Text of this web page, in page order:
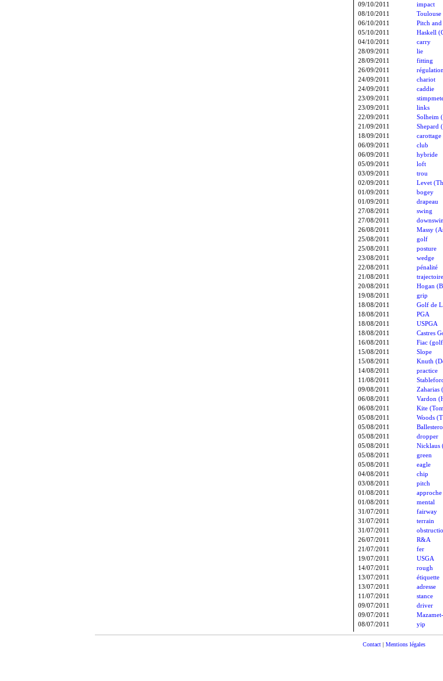
09/10/2011
impact
08/10/2011
06/10/2011
Pitch and
05/10/2011
Haskell
04/10/2011
carry
28/09/2011
lie
28/09/2011
fitting
26/09/2011
régulation
24/09/2011
chariot
24/09/2011
caddie
23/09/2011
23/09/2011
links
22/09/2011
Solheim
21/09/2011
Shepard
18/09/2011
carottage
06/09/2011
club
06/09/2011
hybride
05/09/2011
loft
03/09/2011
trou
02/09/2011
Levet
01/09/2011
bogey
01/09/2011
drapeau
27/08/2011
swing
27/08/2011
26/08/2011
Massy
25/08/2011
golf
25/08/2011
posture
23/08/2011
wedge
22/08/2011
pénalité
21/08/2011
trajectoire
20/08/2011
Hogan
19/08/2011
grip
18/08/2011
Golf de
18/08/2011
PGA
18/08/2011
USPGA
18/08/2011
Castres
16/08/2011
Fiac (golf
15/08/2011
Slope
15/08/2011
Knuth
14/08/2011
practice
11/08/2011
09/08/2011
Zaharias
06/08/2011
Vardon
06/08/2011
Kite
05/08/2011
Woods
05/08/2011
05/08/2011
dropper
05/08/2011
Nicklaus
05/08/2011
green
05/08/2011
eagle
04/08/2011
chip
03/08/2011
pitch
01/08/2011
approche
01/08/2011
mental
31/07/2011
fairway
31/07/2011
terrain
31/07/2011
26/07/2011
R&A
21/07/2011
fer
19/07/2011
USGA
14/07/2011
rough
13/07/2011
étiquette
13/07/2011
adresse
11/07/2011
stance
09/07/2011
driver
09/07/2011
08/07/2011
yip
Contact| Mentions légales